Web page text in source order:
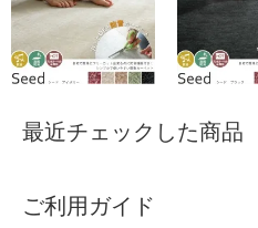
最近チェックした商品
ご利用ガイド